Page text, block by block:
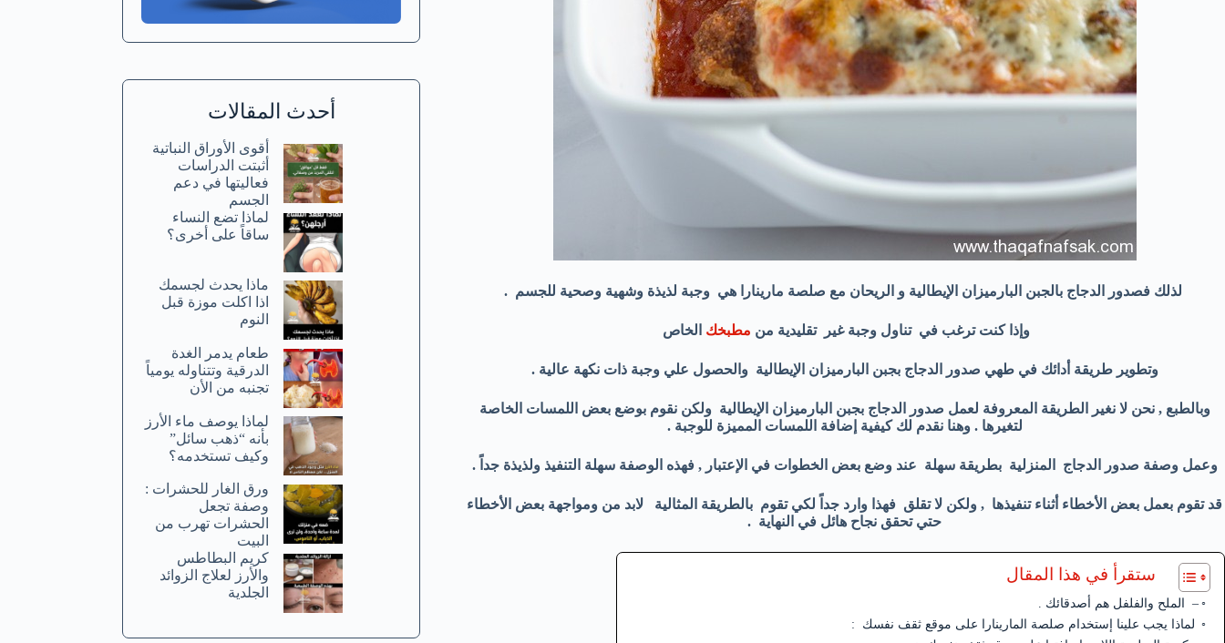
لذلك فصدور الدجاج بالجبن البارميزان الإيطالية و الريحان مع صلصة مارينارا هي وجبة لذيذة وشهية وصحية للجسم .
وإذا كنت ترغب في تناول وجبة غير تقليدية من مطبخك الخاص
وتطوير طريقة أدائك في طهي صدور الدجاج بجبن البارميزان الإيطالية والحصول علي وجبة ذات نكهة عالية .
وبالطبع , نحن لا نغير الطريقة المعروفة لعمل صدور الدجاج بجبن البارميزان الإيطالية ولكن نقوم بوضع بعض اللمسات الخاصة
لتغيرها . وهنا نقدم لك كيفية إضافة اللمسات المميزة للوجبة .
وعمل وصفة صدور الدجاج المنزلية بطريقة سهلة عند وضع بعض الخطوات في الإعتبار , فهذه الوصفة سهلة التنفيذ ولذيذة جداً .
قد تقوم بعمل بعض الأخطاء أثناء تنفيذها , ولكن لا تقلق فهذا وارد جداً لكي تقوم بالطريقة المثالية لابد من ومواجهة بعض الأخطاء
حتي تحقق نجاح هائل في النهاية .
ستقرأ في هذا المقال
– الملح والفلفل هم أصدقائك .
لماذا يجب علينا إستخدام صلصة المارينارا على موقع ثقف نفسك :
أحدث المقالات
أقوى الأوراق النباتية
أثبتت الدراسات
فعاليتها في دعم
الجسم
لماذا تضع النساء
ساقاً على أخرى؟
ماذا يحدث لجسمك
اذا اكلت موزة قبل
النوم
طعام يدمر الغدة
الدرقية وتتناوله يومياً
تجنبه من الأن
لماذا يوصف ماء الأرز
بأنه “ذهب سائل”
وكيف تستخدمه؟
ورق الغار للحشرات :
وصفة تجعل
الحشرات تهرب من
البيت
كريم البطاطس
والأرز لعلاج الزوائد
الجلدية